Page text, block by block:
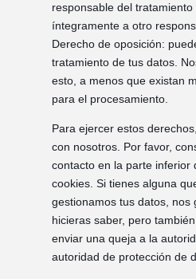
responsable del
íntegramente a otro
Derecho de oposición:
tratamiento de tus datos.
esto, a menos que existan
para el procesamiento.
Para ejercer estos
con nosotros. Por favor,
contacto en la parte inferior
cookies. Si tienes alguna
gestionamos tus datos, nos
hicieras saber, pero
enviar una queja a la
autoridad de protección de